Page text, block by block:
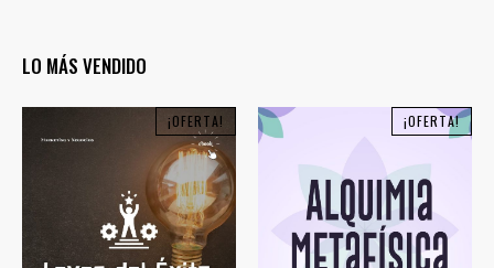
LO MÁS VENDIDO
¡OFERTA! ¡OFERTA!